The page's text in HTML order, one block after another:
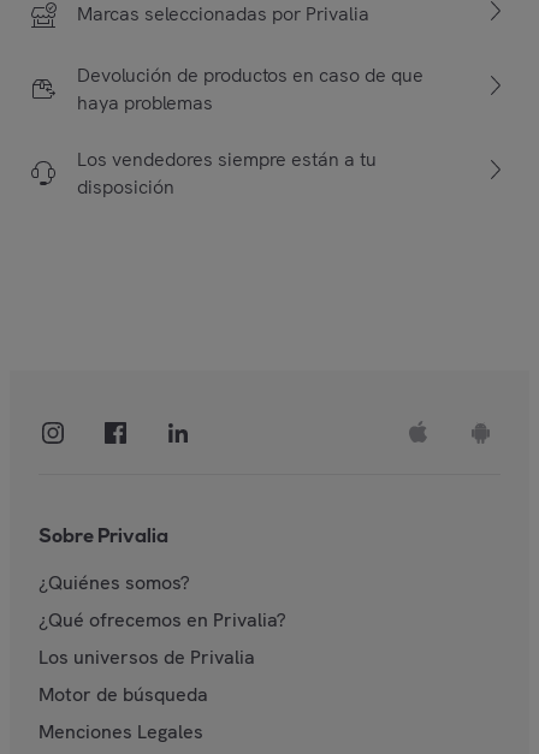
Marcas seleccionadas por Privalia
Devolución de productos en caso de que
haya problemas
Los vendedores siempre están a tu
disposición
Sobre Privalia
¿Quiénes somos?
¿Qué ofrecemos en Privalia?
Los universos de Privalia
Motor de búsqueda
Menciones Legales